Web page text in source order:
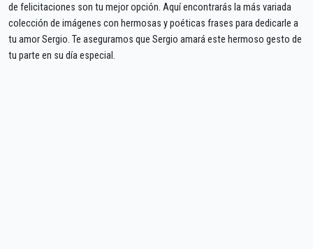
de felicitaciones son tu mejor opción. Aquí encontrarás la más variada
colección de imágenes con hermosas y poéticas frases para dedicarle a
tu amor Sergio. Te aseguramos que Sergio amará este hermoso gesto de
tu parte en su día especial.